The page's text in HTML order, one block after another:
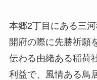
本郷2丁目にある三
開府の際に先勝祈願
伝わる由緒ある稲荷
利益で、風情ある鳥